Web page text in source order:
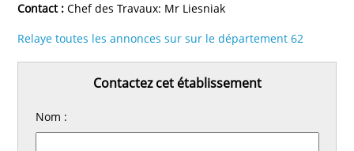
Contact : Chef des Travaux: Mr Liesniak
Relaye toutes les annonces sur sur le département 62
Contactez cet établissement
Nom :